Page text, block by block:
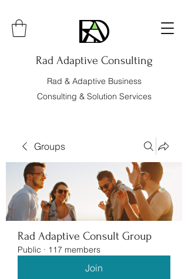
Rad Adaptive Consulting
Rad & Adaptive Business
Consulting & Solution Services
Groups
Rad Adaptive Consult Group
Public · 117 members
Join